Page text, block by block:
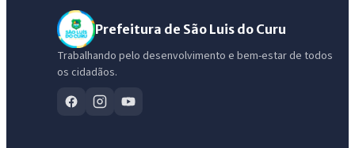
Prefeitura de São Luis do Curu
Trabalhando pelo desenvolvimento e bem-estar de todos
os cidadãos.